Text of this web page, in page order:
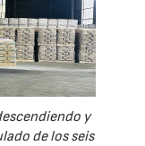
y
de los seis